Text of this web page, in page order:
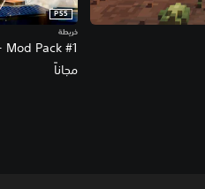
Pack #1
PS5
خريطة
مجاناً